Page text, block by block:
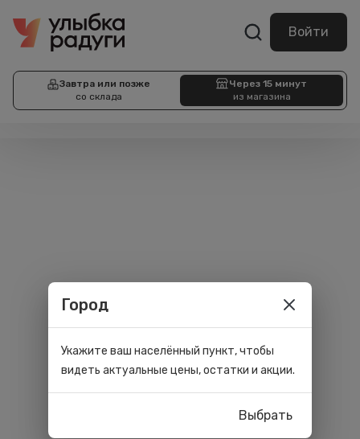
Войти
Завтра или позже
со склада
Через 15 минут
из магазина
Город
Укажите ваш населённый пункт, чтобы
видеть актуальные цены, остатки и акции.
Выбрать